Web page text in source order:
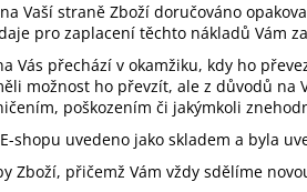
Vaší straně Zboží doručováno
pro zaplacení těchto nákladů Vám
Vás přechází v okamžiku, kdy ho
možnost ho převzít, ale z důvodů
poškozením či jakýmkoli
shopu uvedeno jako skladem a byla
Zboží, přičemž Vám vždy sdělíme